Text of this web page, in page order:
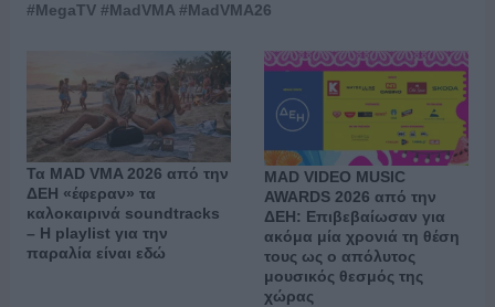
#MegaTV #MadVMA #MadVMA26
Τα MAD VMA 2026 από την
ΔΕΗ «έφεραν» τα
καλοκαιρινά soundtracks
– Η playlist για την
παραλία είναι εδώ
MAD VIDEO MUSIC
AWARDS 2026 από την
ΔΕΗ: Επιβεβαίωσαν για
ακόμα μία χρονιά τη θέση
τους ως ο απόλυτος
μουσικός θεσμός της
χώρας